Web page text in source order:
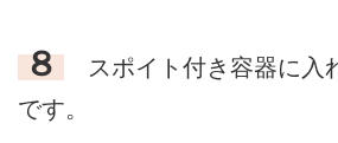
８
スポイト付き容器に入
です。